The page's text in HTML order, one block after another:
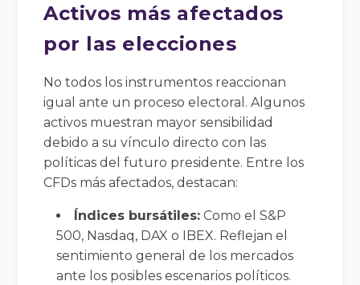
Activos más afectados
por las elecciones
No todos los instrumentos reaccionan
igual ante un proceso electoral. Algunos
activos muestran mayor sensibilidad
debido a su vínculo directo con las
políticas del futuro presidente. Entre los
CFDs más afectados, destacan:
Índices bursátiles: Como el S&P
500, Nasdaq, DAX o IBEX. Reflejan el
sentimiento general de los mercados
ante los posibles escenarios políticos.